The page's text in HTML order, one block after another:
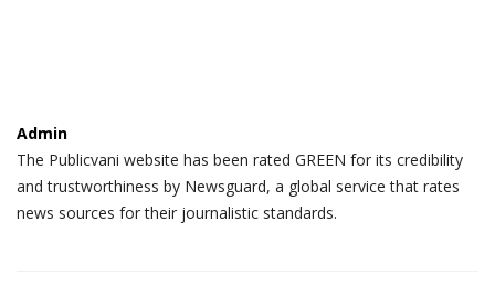
Admin
The Publicvani website has been rated GREEN for its credibility
and trustworthiness by Newsguard, a global service that rates
news sources for their journalistic standards.